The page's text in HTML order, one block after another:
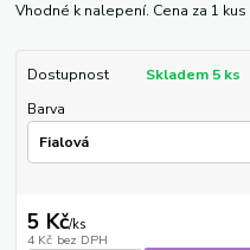
Vhodné k nalepení. Cena za 1 kus
Dostupnost
Skladem 5 ks
Barva
5 Kč/ks
4 Kč bez DPH